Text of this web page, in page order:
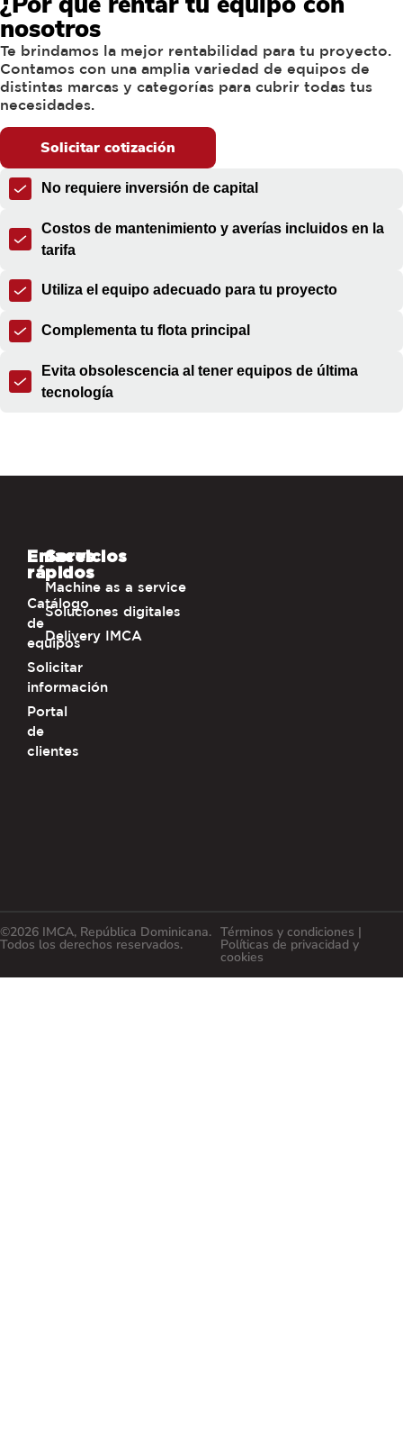
nosotros
Te brindamos la mejor rentabilidad para tu proyecto.
Contamos con una amplia variedad de equipos de
distintas marcas y categorías para cubrir todas tus
necesidades.
Solicitar cotización
No requiere inversión de capital
Costos de mantenimiento y averías incluidos en la
tarifa
Utiliza el equipo adecuado para tu proyecto
Complementa tu flota principal
Evita obsolescencia al tener equipos de última
tecnología
Enlaces
rápidos
Catálogo
de
equipos
Solicitar
información
Portal
de
clientes
Servicios
Machine as a service
Soluciones digitales
Delivery IMCA
©2026 IMCA, República Dominicana.
Todos los derechos reservados.
Términos y condiciones |
Políticas de privacidad y
cookies